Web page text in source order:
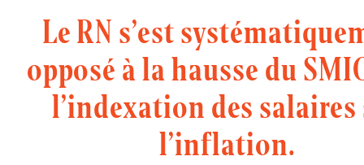
Le RN s’est
opposé à la hausse du
l’indexation des
l’inflation.